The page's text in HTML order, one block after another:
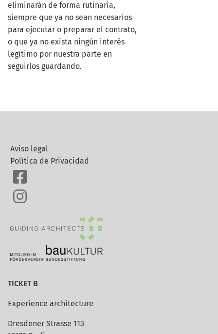
eliminarán de forma rutinaria,
siempre que ya no sean necesarios
para ejecutar o preparar el contrato,
o que ya no exista ningún interés
legítimo por nuestra parte en
seguirlos guardando.
Aviso legal
Política de Privacidad
TICKET B
Experience architecture
Dresdener Strasse 113